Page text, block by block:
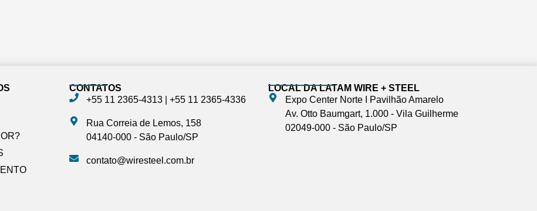
+55 11 2365-4313‬ | ‪+55 11 2365-4336‬
Rua Correia de Lemos, 158
04140-000 - São Paulo/SP
contato@wiresteel.com.br
CONTATOS
LOCAL DA LATAM WIRE + STEEL
Expo Center Norte I Pavilhão Amarelo
Av. Otto Baumgart, 1.000 - Vila Guilherme
02049-000 - São Paulo/SP